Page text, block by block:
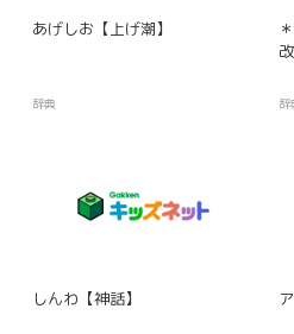
あげしお【上げ潮】
辞典 辞
しんわ【神話】